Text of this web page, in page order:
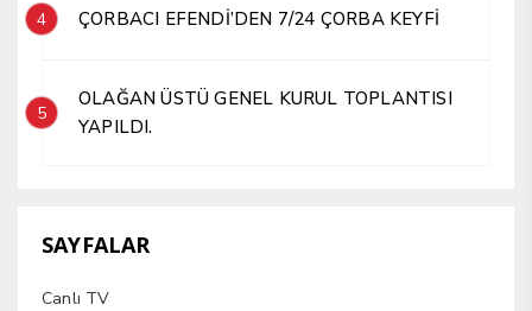
4 ÇORBACI EFENDİ’DEN 7/24 ÇORBA KEYFİ
5
OLAĞAN ÜSTÜ GENEL KURUL TOPLANTISI
YAPILDI.
SAYFALAR
Canlı TV